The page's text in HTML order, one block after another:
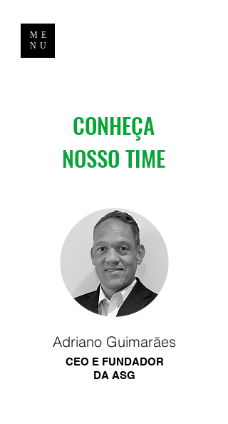
ME
NU
CONHEÇA
NOSSO TIME
Adriano Guimarães
CEO E FUNDADOR
DA ASG